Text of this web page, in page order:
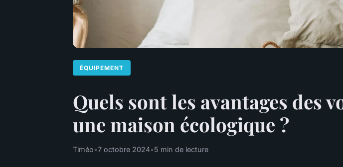
ÉQUIPEMENT
Quels sont les avantages des
une maison écologique ?
Timéo•7 octobre 2024•5 min de lecture